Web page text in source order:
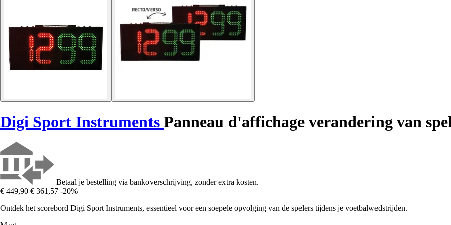
Digi Sport Instruments Panneau d'affichage verandering van
Betaal je bestelling via bankoverschrijving, zonder extra kosten.
€ 449,90 € 361,57 -20%
Ontdek het scorebord Digi Sport Instruments, essentieel voor een soepele opvolging van de spelers tijdens je voetbalwedstrijden.